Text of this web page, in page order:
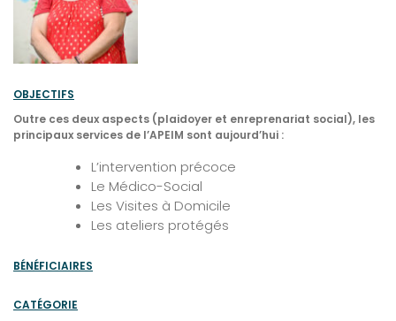
OBJECTIFS
Outre ces deux aspects (plaidoyer et enreprenariat social), les
principaux services de l’APEIM sont aujourd’hui :
L’intervention précoce
Le Médico-Social
Les Visites à Domicile
Les ateliers protégés
BÉNÉFICIAIRES
CATÉGORIE